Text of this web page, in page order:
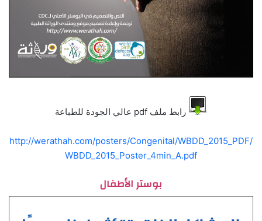
رابط ملف pdf عالي الجودة للطباعة
http://werathah.com/posters/Congenital/WBDD_2015_PDF/
WBDD_2015_Poster_4min_A.pdf
بوستر الأطفال